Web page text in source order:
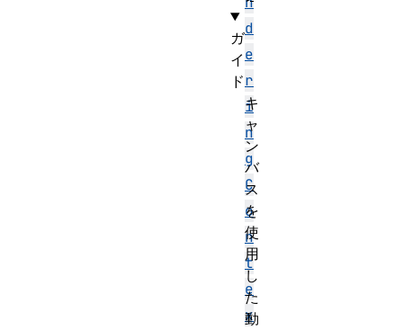
d
e
r
i
n
g
C
o
n
t
e
x
ガ
イ
ド
キ
ャ
ン
バ
ス
を
使
用
し
た
動